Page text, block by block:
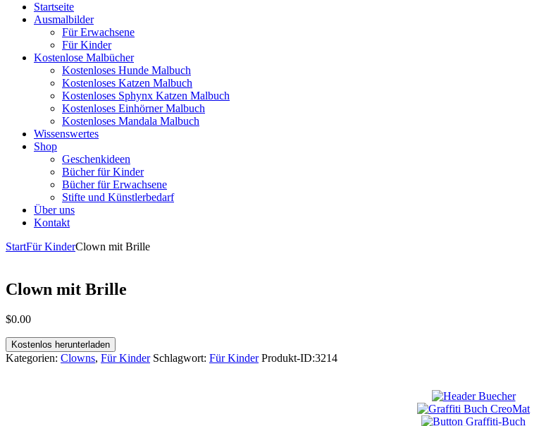
Startseite
Ausmalbilder
Für Erwachsene
Für Kinder
Kostenlose Malbücher
Kostenloses Hunde Malbuch
Kostenloses Katzen Malbuch
Kostenloses Sphynx Katzen Malbuch
Kostenloses Einhörner Malbuch
Kostenloses Mandala Malbuch
Wissenswertes
Shop
Geschenkideen
Bücher für Kinder
Bücher für Erwachsene
Stifte und Künstlerbedarf
Über uns
Kontakt
StartFür KinderClown mit Brille
Clown mit Brille
$0.00
Kostenlos herunterladen
Kategorien: Clowns, Für Kinder Schlagwort: Für Kinder Produkt-ID:3214